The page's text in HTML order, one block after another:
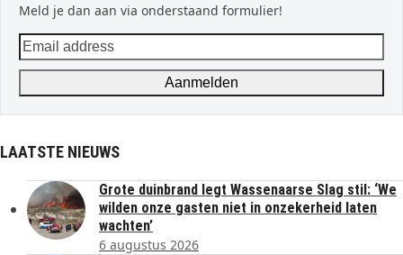
Meld je dan aan via onderstaand formulier!
Email
address
Aanmelden
LAATSTE NIEUWS
Grote duinbrand legt Wassenaarse Slag stil: ‘We
wilden onze gasten niet in onzekerheid laten
wachten’
6 augustus 2026